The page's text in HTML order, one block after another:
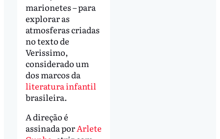
marionetes – para
explorar as
atmosferas criadas
no texto de
Verissimo,
considerado um
dos marcos da
literatura infantil
brasileira.
A direção é
assinada porArlete